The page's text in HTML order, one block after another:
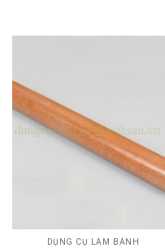
DỤNG CỤ LÀM BÁNH